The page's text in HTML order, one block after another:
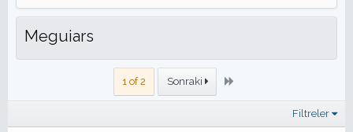
Meguiars
1 of 2 Sonraki
Filtreler